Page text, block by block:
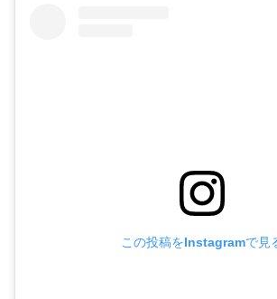
この投稿をInstagramで見